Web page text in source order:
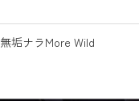
垢ナラMore Wild